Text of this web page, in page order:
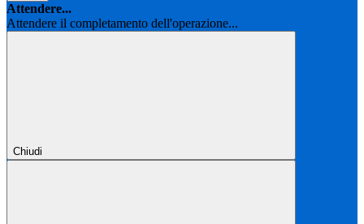
Attendere...
Attendere il completamento dell'operazione...
Chiudi